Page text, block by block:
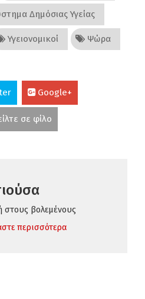
Δημόσιας Υγείας
Υγειονομικοί Ψώρα
Google+
σε φίλο
στους βολεμένους
περισσότερα